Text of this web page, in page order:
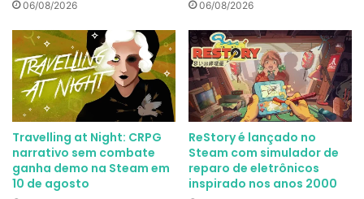
06/08/2026 06/08/2026
Travelling at Night: CRPG
narrativo sem combate
ganha demo na Steam em
10 de agosto
ReStory é lançado no
Steam com simulador de
reparo de eletrônicos
inspirado nos anos 2000